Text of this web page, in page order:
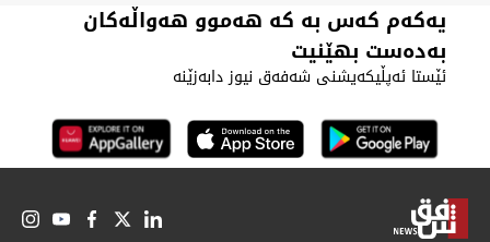
یەکەم کەس بە کە هەموو هەواڵەکان
بەدەست بهێنیت
ئێستا ئەپڵیکەیشنی شەفەق نیوز دابەزێنە